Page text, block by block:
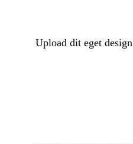
Upload dit eget design